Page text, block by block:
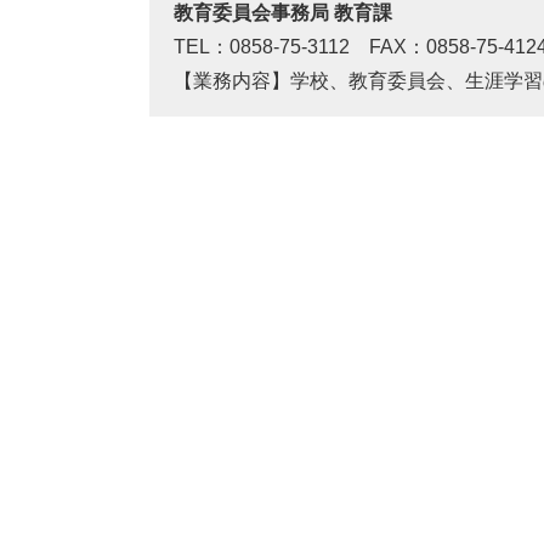
教育委員会事務局 教育課
TEL：0858-75-3112 FAX：0858-75-
【業務内容】学校、教育委員会、生涯学